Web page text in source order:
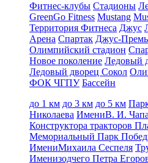
Фитнес-клубы Стадионы
GreenGo Fitness Mustang
Территория Фитнеса Джус
Арена Спартак Джус-
Олимпийский стадион
Новое поколение Ледовый
Ледовый дворец Сокол
ФОК ЧГПУ Бассейн
до 1 км до 3 км до 5 км
Николаева ИмениВ. И.
Конструктора тракторов
Мемориальный Парк
ИмениМихаила Сеспеля
Именизодчего Петра